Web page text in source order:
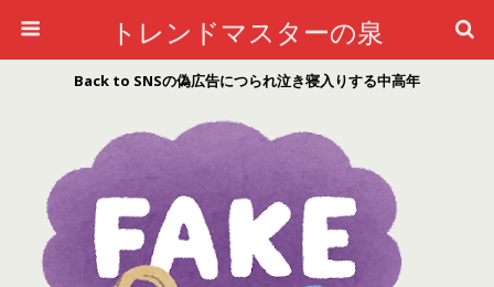
トレンドマスターの泉
Back to SNSの偽広告につられ泣き寝入りする中高年